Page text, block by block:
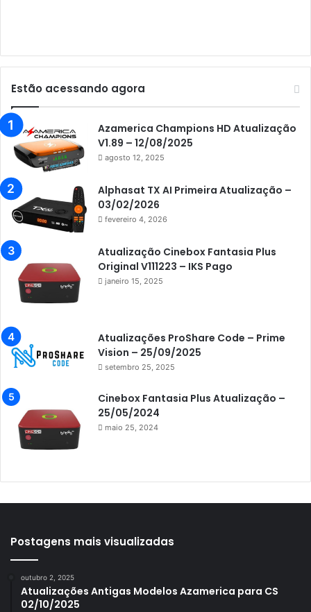
Audisat K10 Urus
Audisat K20 Huracan
Audisat K30 Aventador
Azamerica
Azamerica Beats
Azamerica Champions
Azamerica Champions IPTV
Azamerica Extremo IPTV
Azamerica F92 Plus
Azamerica Gold
Azamerica i7 IPTV
Azamerica King
Azamerica King GX PRO
Azamerica King IPTV
Azamerica Mobi
Azamerica S1005
Azamerica S1006 Plus
Estão acessando agora
Azamerica Champions HD Atualização
V1.89 – 12/08/2025
agosto 12, 2025
Alphasat TX AI Primeira Atualização –
03/02/2026
fevereiro 4, 2026
Atualização Cinebox Fantasia Plus
Original V111223 – IKS Pago
janeiro 15, 2025
Atualizações ProShare Code – Prime
Vision – 25/09/2025
setembro 25, 2025
Cinebox Fantasia Plus Atualização –
25/05/2024
maio 25, 2024
Postagens mais visualizadas
outubro 2, 2025
Atualizações Antigas Modelos Azamerica para CS
02/10/2025